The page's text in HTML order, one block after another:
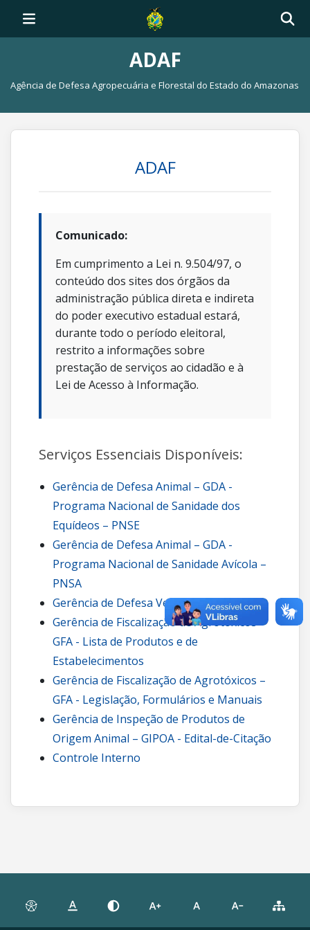
ADAF
Agência de Defesa Agropecuária e Florestal do Estado do Amazonas
ADAF
Comunicado:
Em cumprimento a Lei n. 9.504/97, o
conteúdo dos sites dos órgãos da
administração pública direta e indireta
do poder executivo estadual estará,
durante todo o período eleitoral,
restrito a informações sobre
prestação de serviços ao cidadão e à
Lei de Acesso à Informação.
Serviços Essenciais Disponíveis:
Gerência de Defesa Animal – GDA -
Programa Nacional de Sanidade dos
Equídeos – PNSE
Gerência de Defesa Animal – GDA -
Programa Nacional de Sanidade Avícola –
PNSA
Gerência de Defesa Vegetal – GDV
Gerência de Fiscalização de Agrotóxicos –
GFA - Lista de Produtos e de
Estabelecimentos
Gerência de Fiscalização de Agrotóxicos –
GFA - Legislação, Formulários e Manuais
Gerência de Inspeção de Produtos de
Origem Animal – GIPOA - Edital-de-Citação
Controle Interno